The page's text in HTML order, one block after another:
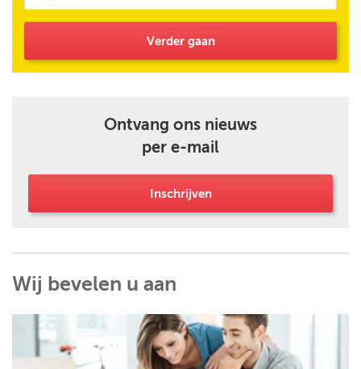
Verder gaan
Ontvang ons nieuws
per e-mail
Inschrijven
Wij bevelen u aan